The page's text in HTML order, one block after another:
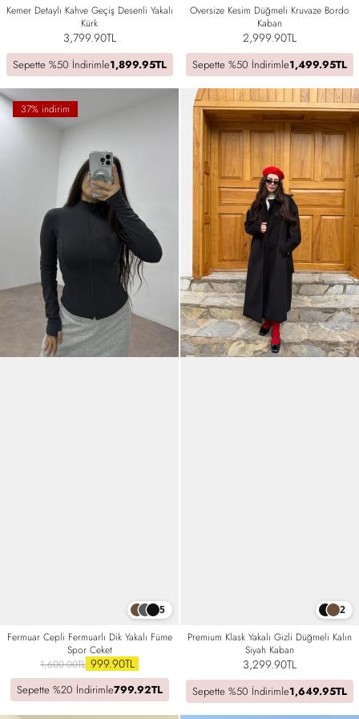
Kemer Detaylı Kahve Geçiş Desenli Yakalı
Kürk
3,799.90TL
Sepette %50 İndirimle1,899.95TL
Oversize Kesim Düğmeli Kruvaze Bordo
Kaban
2,999.90TL
Sepette %50 İndirimle1,499.95TL
37% indirim
5
Fermuar Cepli Fermuarlı Dik Yakalı Füme
Spor Ceket
1,600.00TL 999.90TL
Sepette %20 İndirimle799.92TL
2
Premium Klask Yakalı Gizli Düğmeli Kalın
Siyah Kaban
3,299.90TL
Sepette %50 İndirimle1,649.95TL